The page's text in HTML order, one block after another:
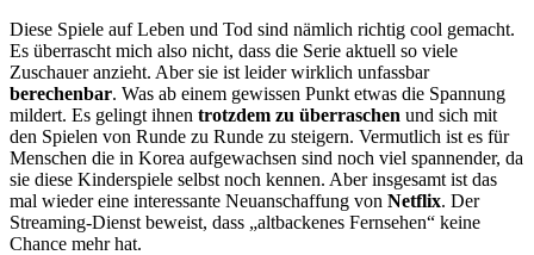
Diese Spiele auf Leben und Tod sind nämlich richtig cool gemacht.
Es überrascht mich also nicht, dass die Serie aktuell so viele
Zuschauer anzieht. Aber sie ist leider wirklich unfassbar
berechenbar. Was ab einem gewissen Punkt etwas die Spannung
mildert. Es gelingt ihnen trotzdem zu überraschen und sich mit
den Spielen von Runde zu Runde zu steigern. Vermutlich ist es für
Menschen die in Korea aufgewachsen sind noch viel spannender, da
sie diese Kinderspiele selbst noch kennen. Aber insgesamt ist das
mal wieder eine interessante Neuanschaffung von Netflix. Der
Streaming-Dienst beweist, dass „altbackenes Fernsehen“ keine
Chance mehr hat.